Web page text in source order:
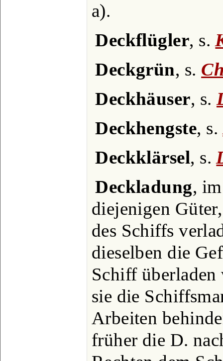
a).
Deckflügler, s.
Deckgrün, s.
Deckhäuser, s.
Deckhengste, s.
Deckklärsel, s.
Deckladung,
diejenigen
des Schiffs
dieselben die
Schiff
sie die
Arbeiten
früher die D.